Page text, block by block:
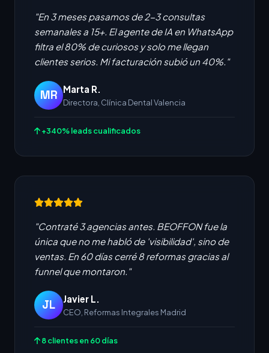
"En 3 meses pasamos de 2-3 consultas
semanales a 15+. El agente de IA en WhatsApp
filtra el 80% de curiosos y solo me llegan
clientes serios. Mi facturación subió un 40%."
MR Marta R.
Directora, Clínica Dental Valencia
+340% leads cualificados
"Contraté 3 agencias antes. BEOFFON fue la
única que no me habló de 'visibilidad', sino de
ventas. En 60 días cerré 8 reformas gracias al
funnel que montaron."
JL Javier L.
CEO, Reformas Integrales Madrid
8 clientes en 60 días